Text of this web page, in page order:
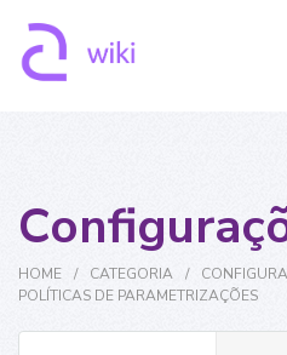
HOME / CATEGORIA /
POLÍTICAS DE PARAMETRIZAÇÕES